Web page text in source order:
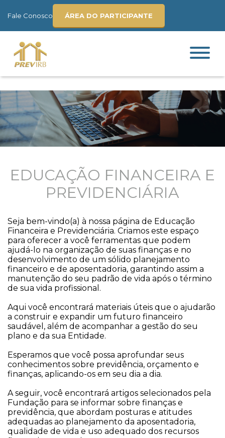
Fale Conosco ÁREA DO PARTICIPANTE
EDUCAÇÃO FINANCEIRA E
PREVIDENCIÁRIA
Seja bem-vindo(a) à nossa página de Educação
Financeira e Previdenciária. Criamos este espaço
para oferecer a você ferramentas que podem
ajudá-lo na organização de suas finanças e no
desenvolvimento de um sólido planejamento
financeiro e de aposentadoria, garantindo assim a
manutenção do seu padrão de vida após o término
de sua vida profissional.
Aqui você encontrará materiais úteis que o ajudarão
a construir e expandir um futuro financeiro
saudável, além de acompanhar a gestão do seu
plano e da sua Entidade.
Esperamos que você possa aprofundar seus
conhecimentos sobre previdência, orçamento e
finanças, aplicando-os em seu dia a dia.
A seguir, você encontrará artigos selecionados pela
Fundação para se informar sobre finanças e
previdência, que abordam posturas e atitudes
adequadas ao planejamento da aposentadoria,
qualidade de vida e uso adequado dos recursos